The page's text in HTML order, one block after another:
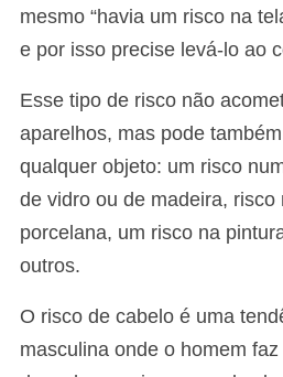
mesmo “havia um risco na
e por isso precise levá-lo ao
Esse tipo de risco não
aparelhos, mas pode
qualquer objeto: um risco
de vidro ou de madeira, risco
porcelana, um risco na
outros.
O risco de cabelo é uma
masculina onde o homem